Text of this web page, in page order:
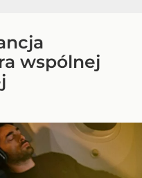
wspólnej